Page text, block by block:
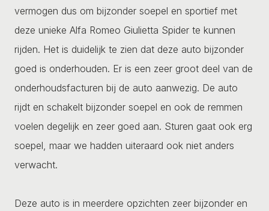
vermogen dus om bijzonder soepel en sportief met
deze unieke Alfa Romeo Giulietta Spider te kunnen
rijden. Het is duidelijk te zien dat deze auto bijzonder
goed is onderhouden. Er is een zeer groot deel van de
onderhoudsfacturen bij de auto aanwezig. De auto
rijdt en schakelt bijzonder soepel en ook de remmen
voelen degelijk en zeer goed aan. Sturen gaat ook erg
soepel, maar we hadden uiteraard ook niet anders
verwacht.
Deze auto is in meerdere opzichten zeer bijzonder en